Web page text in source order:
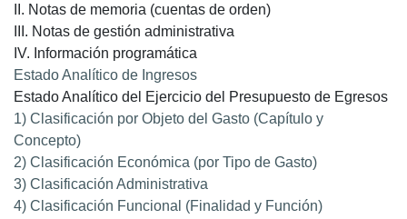
II. Notas de memoria (cuentas de orden)
III. Notas de gestión administrativa
IV. Información programática
Estado Analítico de Ingresos
Estado Analítico del Ejercicio del Presupuesto de Egresos
1) Clasificación por Objeto del Gasto (Capítulo y
Concepto)
2) Clasificación Económica (por Tipo de Gasto)
3) Clasificación Administrativa
4) Clasificación Funcional (Finalidad y Función)